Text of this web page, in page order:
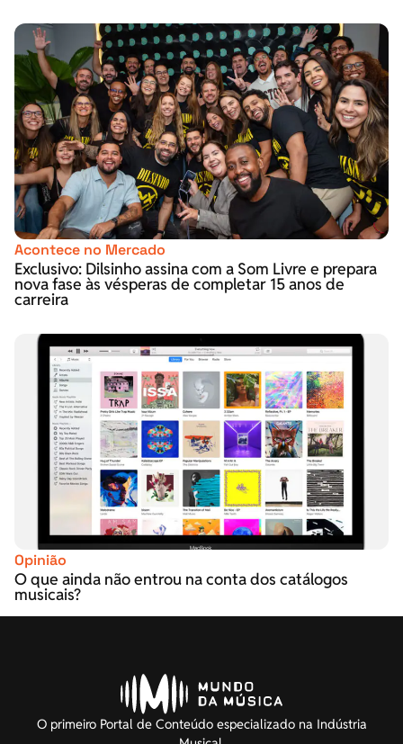
Acontece no Mercado
Exclusivo: Dilsinho assina com a Som Livre e prepara
nova fase às vésperas de completar 15 anos de
carreira
Opinião
O que ainda não entrou na conta dos catálogos
musicais?
O primeiro Portal de Conteúdo especializado na Indústria